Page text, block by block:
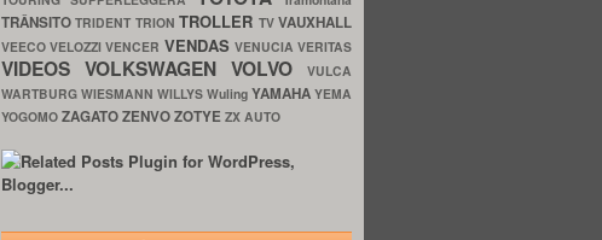
TRÂNSITOTRIDENT TRIONTROLLER TVVAUXHALL
VEECOVELOZZIVENCER VENDAS VENUCIAVERITAS
VIDEOS VOLKSWAGEN VOLVO
VULCA
WARTBURG WIESMANN WILLYS Wuling YAMAHA YEMA
YOGOMO ZAGATOZENVOZOTYE ZX AUTO